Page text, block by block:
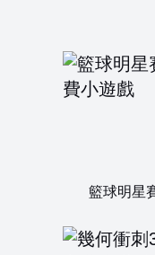
籃球明星